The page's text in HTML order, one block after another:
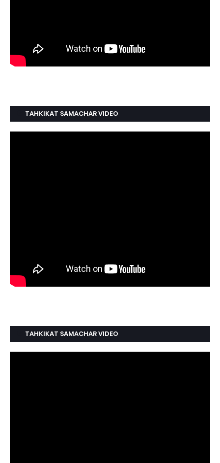
TAHKIKAT SAMACHAR VIDEO
TAHKIKAT SAMACHAR VIDEO